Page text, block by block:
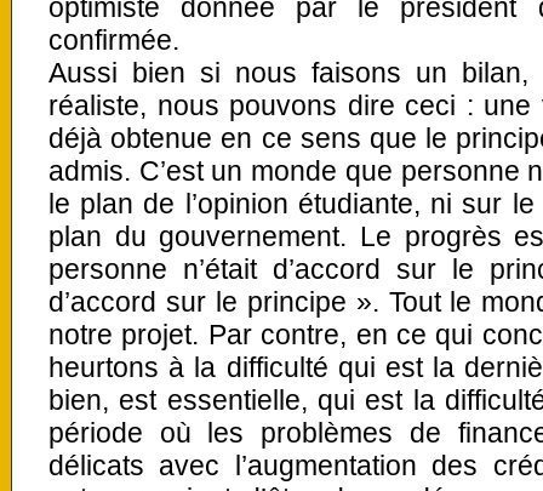
optimiste donnée par le président
confirmée.
Aussi bien si nous faisons un bilan,
réaliste, nous pouvons dire ceci : une
déjà obtenue en ce sens que le
admis. C’est un monde que personne
le plan de l’opinion étudiante, ni sur
plan du gouvernement. Le progrès
personne n’était d’accord sur le
d’accord sur le principe ». Tout le
notre projet. Par contre, en ce qui
heurtons à la difficulté qui est la
bien, est essentielle, qui est la
période où les problèmes de
délicats avec l’augmentation des